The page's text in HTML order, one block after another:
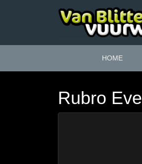
HOME
Rubro